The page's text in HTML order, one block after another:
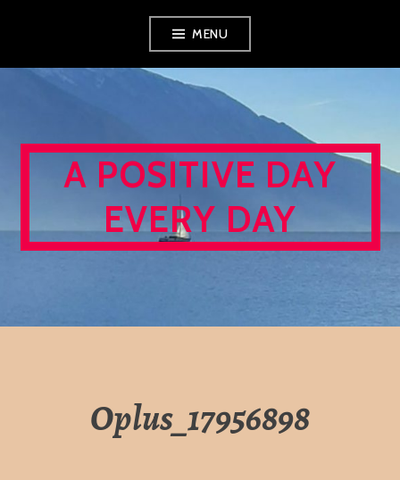
content
MENU
A POSITIVE DAY
EVERY DAY
Oplus_17956898